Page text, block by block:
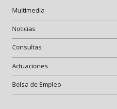
Multimedia
Noticias
Consultas
Actuaciones
Bolsa de Empleo